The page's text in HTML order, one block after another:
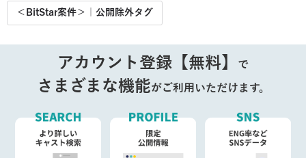
＜BitStar案件＞｜公開除外タグ
アカウント登録【無料】 で
さまざまな機能がご利用いただけます。